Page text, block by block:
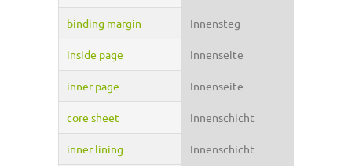
binding margin Innensteg
inside page Innenseite
inner page Innenseite
core sheet Innenschicht
inner lining Innenschicht